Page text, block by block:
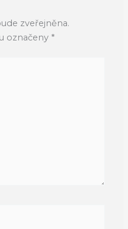
zveřejněna.
označeny *